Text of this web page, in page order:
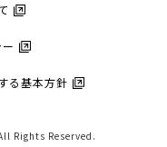
る基本方針
Rights Reserved.